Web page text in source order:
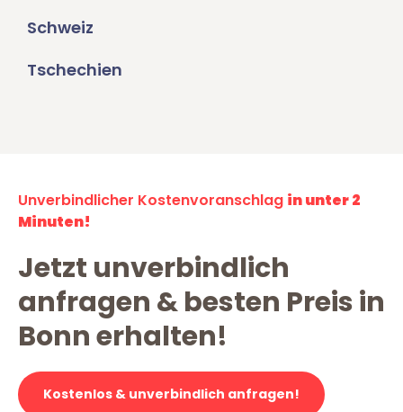
Schweiz
Tschechien
Unverbindlicher Kostenvoranschlag in unter 2
Minuten!
Jetzt unverbindlich
anfragen & besten Preis in
Bonn erhalten!
Kostenlos & unverbindlich anfragen!